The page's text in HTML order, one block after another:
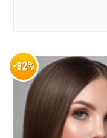
-82%